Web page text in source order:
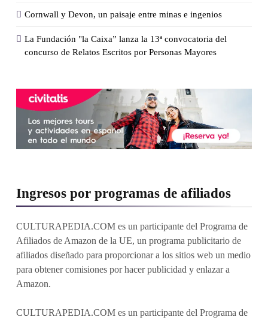
Cornwall y Devon, un paisaje entre minas e ingenios
La Fundación "la Caixa” lanza la 13ª convocatoria del
concurso de Relatos Escritos por Personas Mayores
Ingresos por programas de afiliados
CULTURAPEDIA.COM es un participante del Programa de
Afiliados de Amazon de la UE, un programa publicitario de
afiliados diseñado para proporcionar a los sitios web un medio
para obtener comisiones por hacer publicidad y enlazar a
Amazon.
CULTURAPEDIA.COM es un participante del Programa de